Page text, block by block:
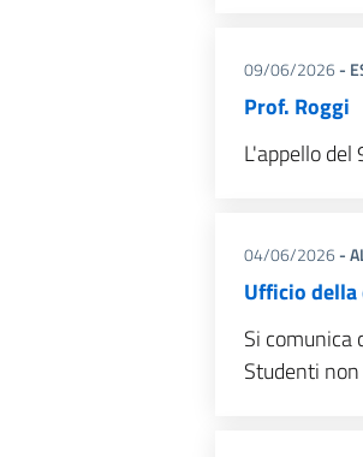
09/06/2026-
Prof. Roggi
L'appello
04/06/2026-
Ufficio
Si comunica
Studenti